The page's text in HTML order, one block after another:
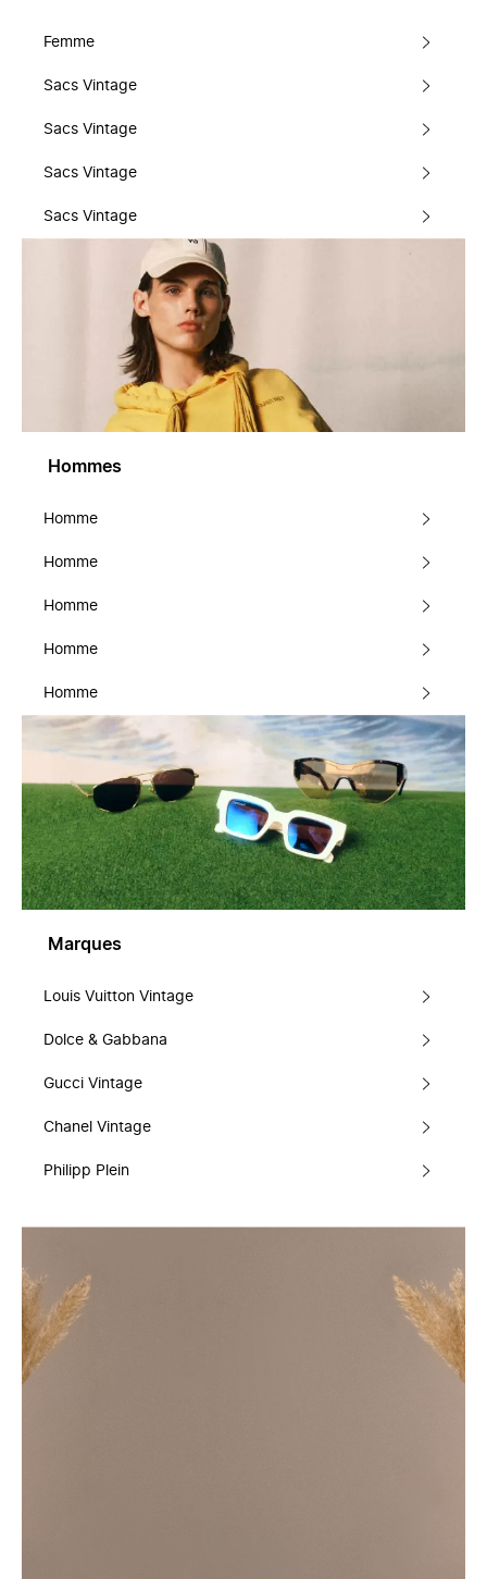
Femme
Sacs Vintage
Sacs Vintage
Sacs Vintage
Sacs Vintage
Hommes
Homme
Homme
Homme
Homme
Homme
Marques
Louis Vuitton Vintage
Dolce & Gabbana
Gucci Vintage
Chanel Vintage
Philipp Plein